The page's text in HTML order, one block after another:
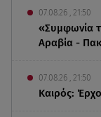
07.08.26 , 21:50
«Συμφωνία
Αραβία -
07.08.26 , 21:50
Καιρός: